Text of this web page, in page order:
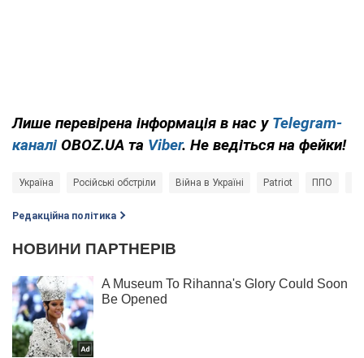
Лише перевірена інформація в нас у Telegram-
каналі OBOZ.UA та Viber. Не ведіться на фейки!
Україна Російські обстріли Війна в Україні Patriot ППО
Редакційна політика